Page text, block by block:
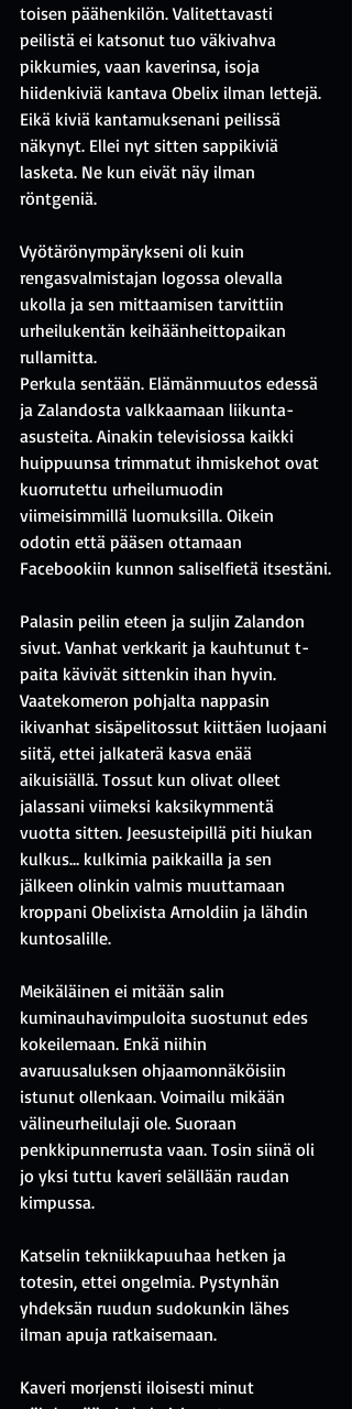
toisen päähenkilön. Valitettavasti
peilistä ei katsonut tuo väkivahva
pikkumies, vaan kaverinsa, isoja
hiidenkiviä kantava Obelix ilman lettejä.
Eikä kiviä kantamuksenani peilissä
näkynyt. Ellei nyt sitten sappikiviä
lasketa. Ne kun eivät näy ilman
röntgeniä.
Vyötärönympärykseni oli kuin
rengasvalmistajan logossa olevalla
ukolla ja sen mittaamisen tarvittiin
urheilukentän keihäänheittopaikan
rullamitta.
Perkula sentään. Elämänmuutos edessä
ja Zalandosta valkkaamaan liikunta-
asusteita. Ainakin televisiossa kaikki
huippuunsa trimmatut ihmiskehot ovat
kuorrutettu urheilumuodin
viimeisimmillä luomuksilla. Oikein
odotin että pääsen ottamaan
Facebookiin kunnon saliselfietä itsestäni.
Palasin peilin eteen ja suljin Zalandon
sivut. Vanhat verkkarit ja kauhtunut t-
paita kävivät sittenkin ihan hyvin.
Vaatekomeron pohjalta nappasin
ikivanhat sisäpelitossut kiittäen luojaani
siitä, ettei jalkaterä kasva enää
aikuisiällä. Tossut kun olivat olleet
jalassani viimeksi kaksikymmentä
vuotta sitten. Jeesusteipillä piti hiukan
kulkus… kulkimia paikkailla ja sen
jälkeen olinkin valmis muuttamaan
kroppani Obelixista Arnoldiin ja lähdin
kuntosalille.
Meikäläinen ei mitään salin
kuminauhavimpuloita suostunut edes
kokeilemaan. Enkä niihin
avaruusaluksen ohjaamonnäköisiin
istunut ollenkaan. Voimailu mikään
välineurheilulaji ole. Suoraan
penkkipunnerrusta vaan. Tosin siinä oli
jo yksi tuttu kaveri selällään raudan
kimpussa.
Katselin tekniikkapuuhaa hetken ja
totesin, ettei ongelmia. Pystynhän
yhdeksän ruudun sudokunkin lähes
ilman apuja ratkaisemaan.
Kaveri morjensti iloisesti minut